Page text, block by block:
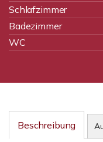
Schlafzimmer
Badezimmer
WC
Beschreibung